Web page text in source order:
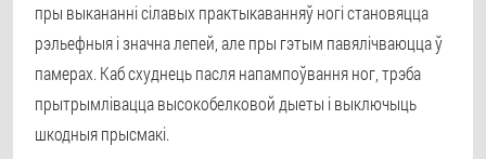
пры выкананні сілавых практыкаванняў ногі становяцца
рэльефныя і значна лепей, але пры гэтым павялічваюцца ў
памерах. Каб схуднець пасля напампоўвання ног, трэба
прытрымлівацца высокобелковой дыеты і выключыць
шкодныя прысмакі.